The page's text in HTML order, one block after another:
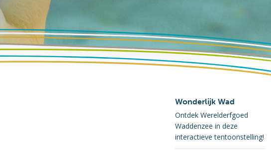
Wonderlijk Wad
Ontdek Werelderfgoed
Waddenzee in deze
interactieve tentoonstelling!